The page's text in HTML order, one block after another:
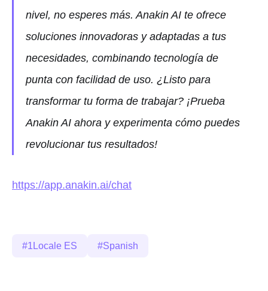
nivel, no esperes más. Anakin AI te ofrece
soluciones innovadoras y adaptadas a tus
necesidades, combinando tecnología de
punta con facilidad de uso. ¿Listo para
transformar tu forma de trabajar? ¡Prueba
Anakin AI ahora y experimenta cómo puedes
revolucionar tus resultados!
https://app.anakin.ai/chat
1Locale ES Spanish